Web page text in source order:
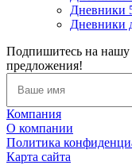
Дневники
Дневники
Подпишитесь на нашу
предложения!
Компания
О компании
Политика
Карта сайта